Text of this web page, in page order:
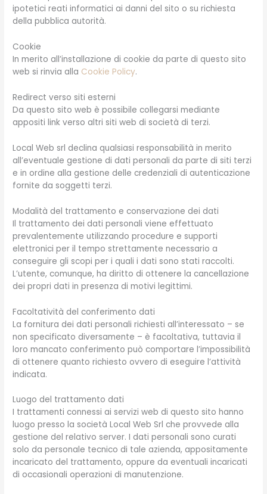
ipotetici reati informatici ai danni del sito o su richiesta
della pubblica autorità.
Cookie
In merito all’installazione di cookie da parte di questo sito
web si rinvia alla Cookie Policy.
Redirect verso siti esterni
Da questo sito web è possibile collegarsi mediante
appositi link verso altri siti web di società di terzi.
Local Web srl declina qualsiasi responsabilità in merito
all’eventuale gestione di dati personali da parte di siti terzi
e in ordine alla gestione delle credenziali di autenticazione
fornite da soggetti terzi.
Modalità del trattamento e conservazione dei dati
Il trattamento dei dati personali viene effettuato
prevalentemente utilizzando procedure e supporti
elettronici per il tempo strettamente necessario a
conseguire gli scopi per i quali i dati sono stati raccolti.
L’utente, comunque, ha diritto di ottenere la cancellazione
dei propri dati in presenza di motivi legittimi.
Facoltatività del conferimento dati
La fornitura dei dati personali richiesti all’interessato – se
non specificato diversamente – è facoltativa, tuttavia il
loro mancato conferimento può comportare l’impossibilità
di ottenere quanto richiesto ovvero di eseguire l’attività
indicata.
Luogo del trattamento dati
I trattamenti connessi ai servizi web di questo sito hanno
luogo presso la società Local Web Srl che provvede alla
gestione del relativo server. I dati personali sono curati
solo da personale tecnico di tale azienda, appositamente
incaricato del trattamento, oppure da eventuali incaricati
di occasionali operazioni di manutenzione.